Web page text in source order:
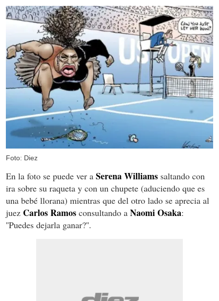
Foto: Diez
En la foto se puede ver a Serena Williams saltando con
ira sobre su raqueta y con un chupete (aduciendo que es
una bebé llorana) mientras que del otro lado se aprecia al
juez Carlos Ramos consultando a Naomi Osaka:
''Puedes dejarla ganar?''.